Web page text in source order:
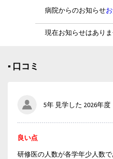
病院からのお知らせ
現在お知らせはありま
▪︎ 口コミ
5年 見学した 2026年度
良い点
研修医の人数が各学年少人数